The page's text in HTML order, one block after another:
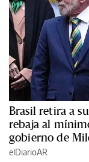
Brasil retira a
rebaja al
gobierno de
elDiarioAR